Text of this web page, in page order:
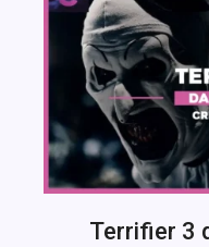
Terrifier 3